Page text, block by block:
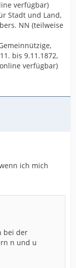
verfügbar)
Stadt und Land,
NN (teilweise
bis 9.11.1872,
verfügbar)
ich mich
bei der
n und u